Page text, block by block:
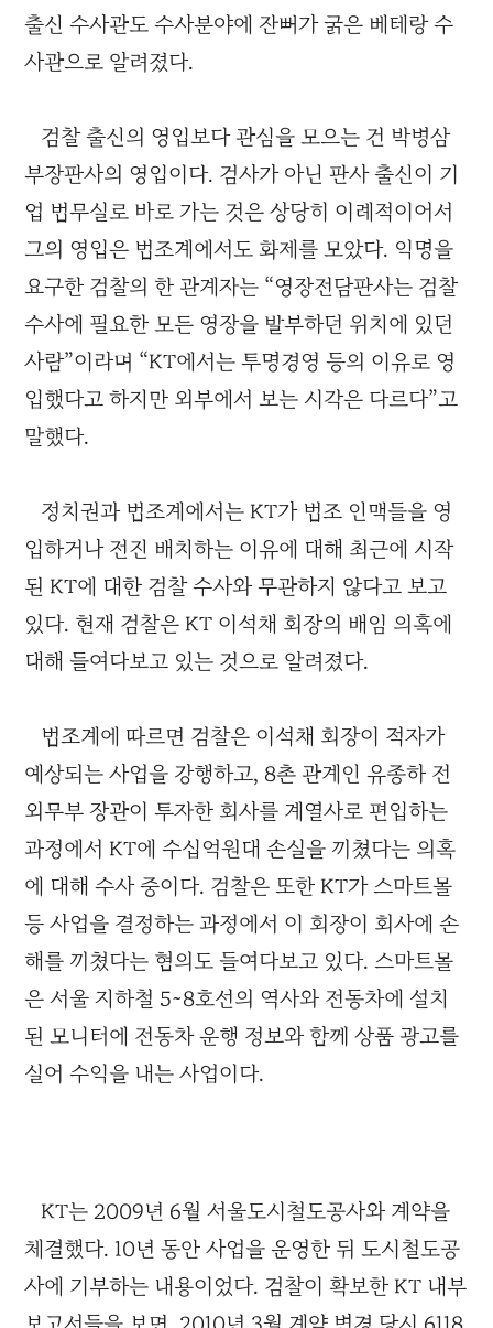
출신 수사관도 수사분야에 잔뼈가 굵은 베테랑 수
사관으로 알려졌다.
검찰 출신의 영입보다 관심을 모으는 건 박병삼
부장판사의 영입이다. 검사가 아닌 판사 출신이 기
업 법무실로 바로 가는 것은 상당히 이례적이어서
그의 영입은 법조계에서도 화제를 모았다. 익명을
요구한 검찰의 한 관계자는 “영장전담판사는 검찰
수사에 필요한 모든 영장을 발부하던 위치에 있던
사람”이라며 “KT에서는 투명경영 등의 이유로 영
입했다고 하지만 외부에서 보는 시각은 다르다”고
말했다.
정치권과 법조계에서는 KT가 법조 인맥들을 영
입하거나 전진 배치하는 이유에 대해 최근에 시작
된 KT에 대한 검찰 수사와 무관하지 않다고 보고
있다. 현재 검찰은 KT 이석채 회장의 배임 의혹에
대해 들여다보고 있는 것으로 알려졌다.
법조계에 따르면 검찰은 이석채 회장이 적자가
예상되는 사업을 강행하고, 8촌 관계인 유종하 전
외무부 장관이 투자한 회사를 계열사로 편입하는
과정에서 KT에 수십억원대 손실을 끼쳤다는 의혹
에 대해 수사 중이다. 검찰은 또한 KT가 스마트몰
등 사업을 결정하는 과정에서 이 회장이 회사에 손
해를 끼쳤다는 혐의도 들여다보고 있다. 스마트몰
은 서울 지하철 5~8호선의 역사와 전동차에 설치
된 모니터에 전동차 운행 정보와 함께 상품 광고를
실어 수익을 내는 사업이다.
KT는 2009년 6월 서울도시철도공사와 계약을
체결했다. 10년 동안 사업을 운영한 뒤 도시철도공
사에 기부하는 내용이었다. 검찰이 확보한 KT 내부